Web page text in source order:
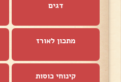
דגים
מתכון לאורז
קינוחי כוסות